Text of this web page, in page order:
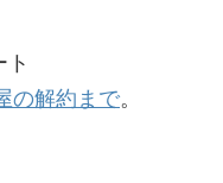
の解約まで。